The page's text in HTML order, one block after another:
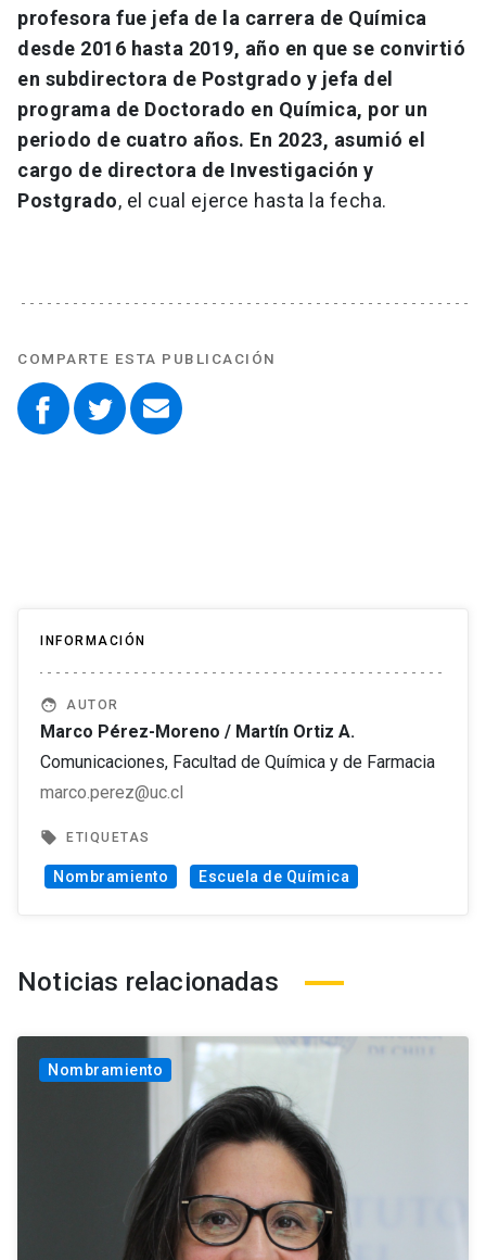
profesora fue jefa de la carrera de Química
desde 2016 hasta 2019, año en que se convirtió
en subdirectora de Postgrado y jefa del
programa de Doctorado en Química, por un
periodo de cuatro años. En 2023, asumió el
cargo de directora de Investigación y
Postgrado, el cual ejerce hasta la fecha.
COMPARTE ESTA PUBLICACIÓN
INFORMACIÓN
face AUTOR
Marco Pérez-Moreno / Martín Ortiz A.
Comunicaciones, Facultad de Química y de Farmacia
marco.perez@uc.cl
local_offer ETIQUETAS
Nombramiento Escuela de Química
Noticias relacionadas
Nombramiento